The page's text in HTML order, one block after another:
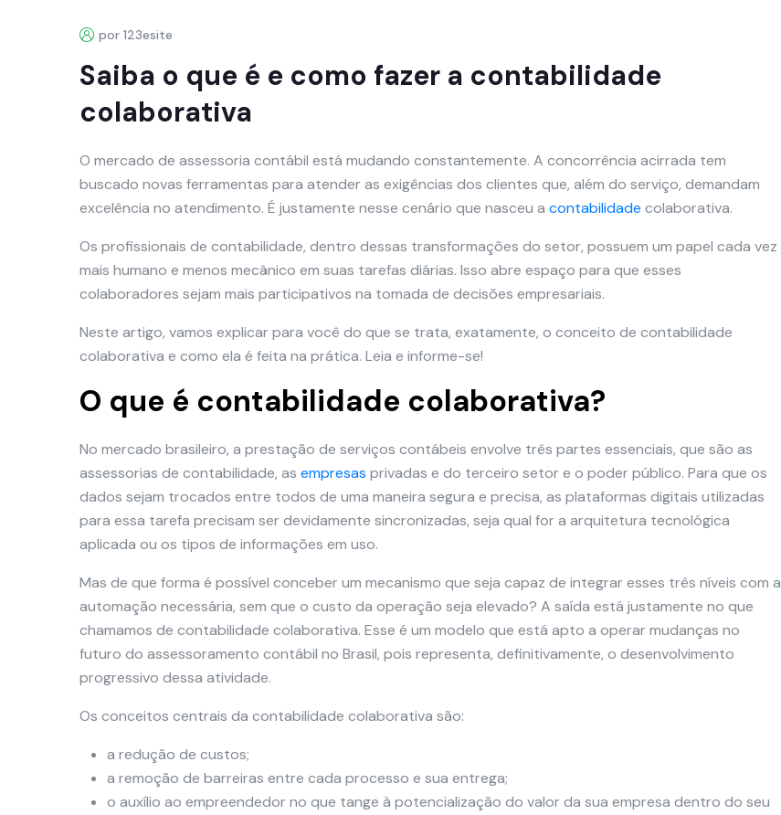
por 123esite
Saiba o que é e como fazer a contabilidade
colaborativa
O mercado de assessoria contábil está mudando constantemente. A concorrência acirrada tem
buscado novas ferramentas para atender as exigências dos clientes que, além do serviço, demandam
excelência no atendimento. É justamente nesse cenário que nasceu a contabilidade colaborativa.
Os profissionais de contabilidade, dentro dessas transformações do setor, possuem um papel cada vez
mais humano e menos mecânico em suas tarefas diárias. Isso abre espaço para que esses
colaboradores sejam mais participativos na tomada de decisões empresariais.
Neste artigo, vamos explicar para você do que se trata, exatamente, o conceito de contabilidade
colaborativa e como ela é feita na prática. Leia e informe-se!
O que é contabilidade colaborativa?
No mercado brasileiro, a prestação de serviços contábeis envolve três partes essenciais, que são as
assessorias de contabilidade, as empresas privadas e do terceiro setor e o poder público. Para que os
dados sejam trocados entre todos de uma maneira segura e precisa, as plataformas digitais utilizadas
para essa tarefa precisam ser devidamente sincronizadas, seja qual for a arquitetura tecnológica
aplicada ou os tipos de informações em uso.
Mas de que forma é possível conceber um mecanismo que seja capaz de integrar esses três níveis com a
automação necessária, sem que o custo da operação seja elevado? A saída está justamente no que
chamamos de contabilidade colaborativa. Esse é um modelo que está apto a operar mudanças no
futuro do assessoramento contábil no Brasil, pois representa, definitivamente, o desenvolvimento
progressivo dessa atividade.
Os conceitos centrais da contabilidade colaborativa são:
a redução de custos;
a remoção de barreiras entre cada processo e sua entrega;
o auxílio ao empreendedor no que tange à potencialização do valor da sua empresa dentro do seu